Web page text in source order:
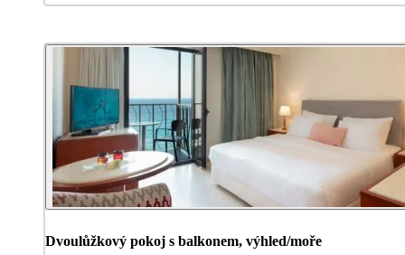
Dvoulůžkový pokoj s balkonem, výhled/moře